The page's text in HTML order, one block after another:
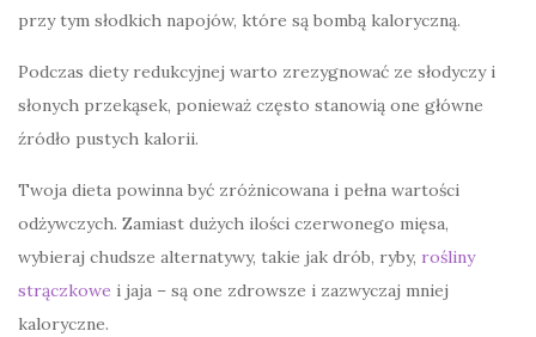
przy tym słodkich napojów, które są bombą kaloryczną.
Podczas diety redukcyjnej warto zrezygnować ze słodyczy i
słonych przekąsek, ponieważ często stanowią one główne
źródło pustych kalorii.
Twoja dieta powinna być zróżnicowana i pełna wartości
odżywczych. Zamiast dużych ilości czerwonego mięsa,
wybieraj chudsze alternatywy, takie jak drób, ryby, rośliny
strączkowe i jaja – są one zdrowsze i zazwyczaj mniej
kaloryczne.